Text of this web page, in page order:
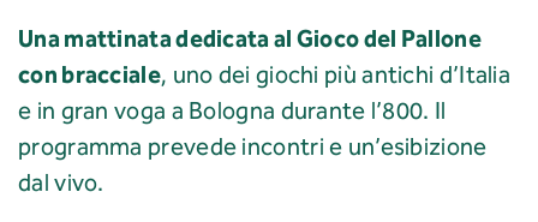
Una mattinata dedicata al Gioco del Pallone
con bracciale, uno dei giochi più antichi d’Italia
e in gran voga a Bologna durante l’800. Il
programma prevede incontri e un’esibizione
dal vivo.